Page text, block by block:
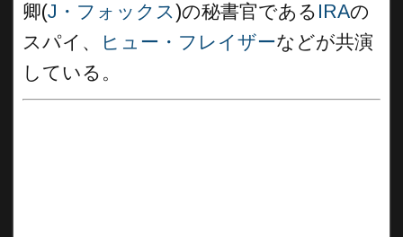
卿(J・フォックス)の秘書官である IRAの
スパイ、
ヒュー・フレイザーなどが共演
している。